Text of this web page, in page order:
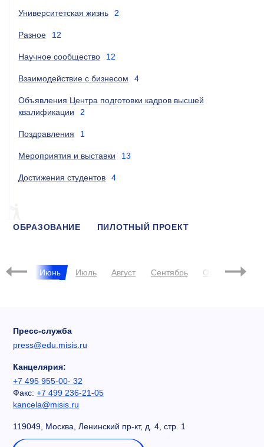
Университетская жизнь 2
Разное 12
Научное сообщество 12
Взаимодействие с бизнесом 4
Объявления Центра подготовки кадров высшей
квалификации
2
Поздравления 1
Мероприятия и выставки 13
Достижения студентов 4
ОБРАЗОВАНИЕ ПИЛОТНЫЙ ПРОЕКТ
Май Июнь Июль Август Сентябрь Октябрь
Пресс-служба
press@edu.misis.ru
Канцелярия:
+7 495 955-00- 32
Факс: +7 499 236-21-05
kancela@misis.ru
119049, Москва, Ленинский пр-кт, д. 4, стр. 1